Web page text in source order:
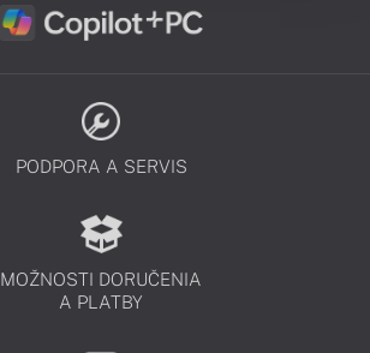
PODPORA A SERVIS
MOŽNOSTI DORUČENIA
A PLATBY